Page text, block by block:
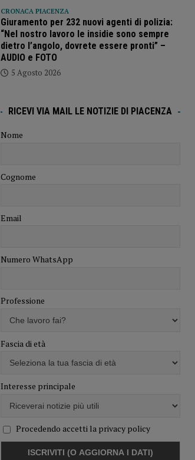
CRONACA PIACENZA
Giuramento per 232 nuovi agenti di polizia:
“Nel nostro lavoro le insidie sono sempre
dietro l’angolo, dovrete essere pronti” –
AUDIO e FOTO
5 Agosto 2026
RICEVI VIA MAIL LE NOTIZIE DI PIACENZA
Nome
Cognome
Email
Numero WhatsApp
Professione
Fascia di età
Interesse principale
Procedendo accetti la privacy policy